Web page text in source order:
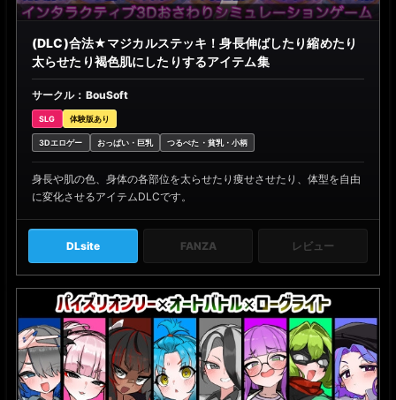
(DLC)合法★マジカルステッキ！身長伸ばしたり縮めたり
太らせたり褐色肌にしたりするアイテム集
サークル：BouSoft
SLG 体験版あり
3Dエロゲー おっぱい・巨乳 つるぺた・貧乳・小柄
身長や肌の色、身体の各部位を太らせたり痩せさせたり、体型を自由
に変化させるアイテムDLCです。
DLsite FANZA レビュー